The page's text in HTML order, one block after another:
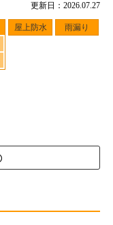
更新日：2026.07.27
屋上防水 雨漏り